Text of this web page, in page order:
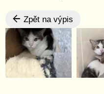
Zpět na výpis